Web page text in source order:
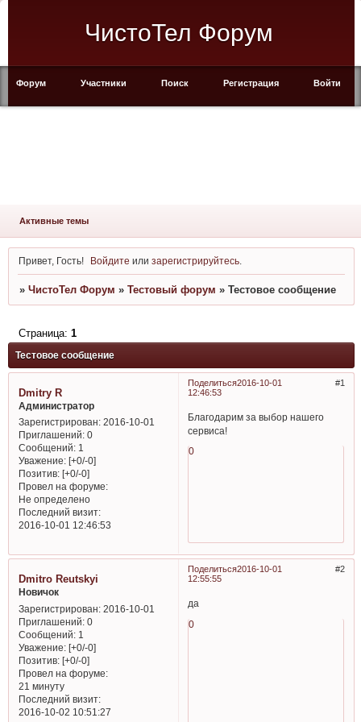
ЧистоТел Форум
Форум Участники Поиск Регистрация Войти
Активные темы
Привет, Гость! Войдите илизарегистрируйтесь
» ЧистоТел Форум » Тестовый форум » Тестовое сообщение
Тестовое сообщение
Страница: 1
Поделиться 1
2016-10-01
12:46:53
Dmitry R
Администратор
Зарегистрирован: 2016-10-01
Приглашений:0
Сообщений:1
Уважение: [+0/-0]
Позитив: [+0/-0]
Провел на форуме:
Не определено
Последний визит:
2016-10-01 12:46:53
Благодарим за выбор нашего
сервиса!
0
Поделиться 2
2016-10-01
12:55:55
Dmitro Reutskyi
Новичок
Зарегистрирован: 2016-10-01
Приглашений:0
Сообщений:1
Уважение: [+0/-0]
Позитив: [+0/-0]
Провел на форуме:
21 минуту
Последний визит:
2016-10-02 10:51:27
да
0